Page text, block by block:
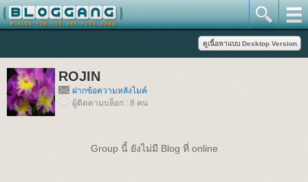
ROJIN
ฝากข้อความหลังไมค์
ผู้ติดตามบล็อก : 8 คน
Group นี้ ยังไม่มี Blog ที่ online